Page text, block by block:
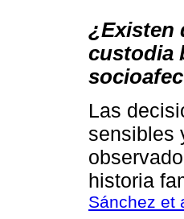
¿Existen
custodia
Las
sensibles
historia
Sánchez et